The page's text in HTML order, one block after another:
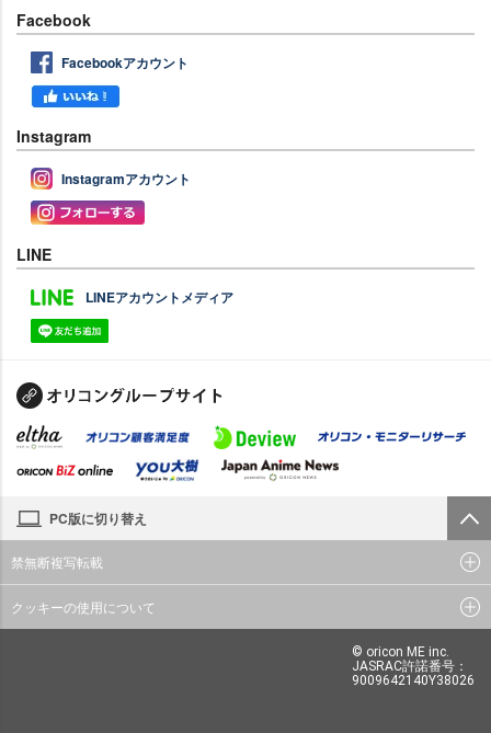
Facebook
Facebookアカウント
Instagram
Instagramアカウント
LINE
LINEアカウントメディア
PC版に切り替え
禁無断複写転載
クッキーの使用について
© oricon ME inc.
JASRAC許諾番号：
9009642140Y38026